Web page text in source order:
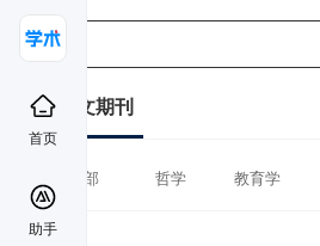
首页
助手
中文期刊
全部 哲学 教育学